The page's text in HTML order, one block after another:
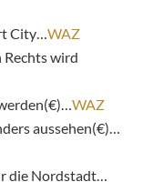
City…WAZ
Rechts wird
WAZ
aussehen(€)…
die Nordstadt…